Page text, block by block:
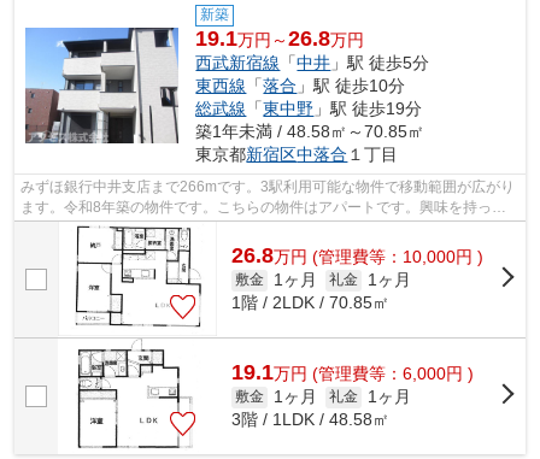
新築
19.1万円～26.8万円
西武新宿線 「中井 」駅 徒歩5分
東西線 「落合 」駅 徒歩10分
総武線 「東中野 」駅 徒歩19分
築1年未満 / 48.58㎡～70.85㎡
東京都新宿区中落合 １丁目
みずほ銀行中井支店まで266mです。3駅利用可能な物件で移動範囲が広がり
ます。令和8年築の物件です。こちらの物件はアパートです。興味を持った
方は是非お気軽にお問い合せ下さい。ア...
26.8万円 (管理費等：10,000円 )
敷金 1ヶ月 礼金
1ヶ月
1階 / 2LDK / 70.85㎡
19.1万円 (管理費等：6,000円 )
敷金 1ヶ月 礼金
1ヶ月
3階 / 1LDK / 48.58㎡